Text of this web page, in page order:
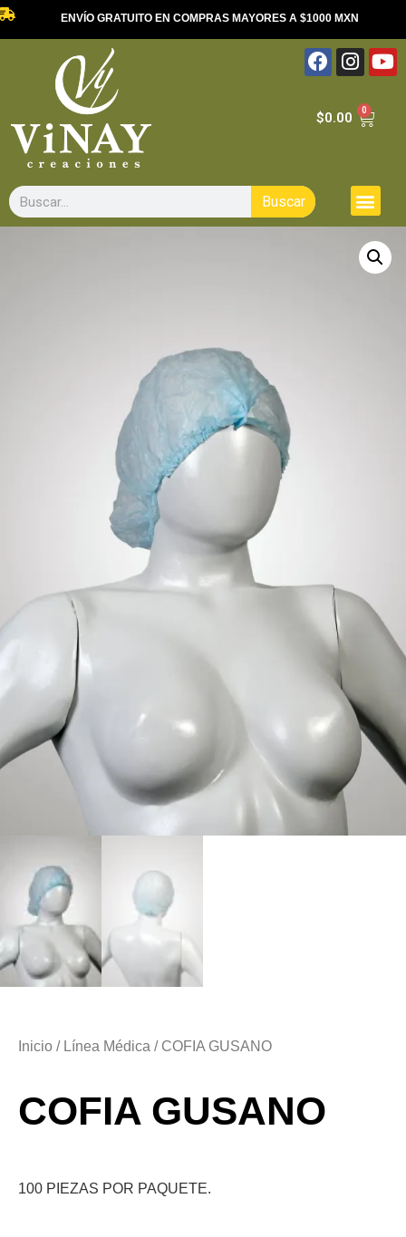
ENVÍO GRATUITO EN COMPRAS MAYORES A $1000 MXN
$0.00 0
Buscar
Inicio / Línea Médica / COFIA GUSANO
COFIA GUSANO
100 PIEZAS POR PAQUETE.